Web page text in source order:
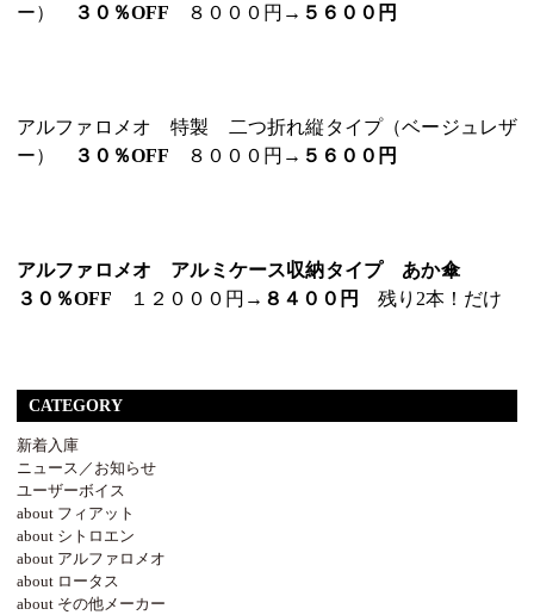
ー）
３０％OFF ８０００円→ ５６００円
アルファロメオ 特製 二つ折れ縦タイプ（ベージュレザ
ー）
３０％OFF ８０００円→ ５６００円
アルファロメオ アルミケース収納タイプ あか傘
３０％OFF
１２０００円→ ８４００円 残り2本！だけ
CATEGORY
新着入庫
ニュース／お知らせ
ユーザーボイス
about フィアット
about シトロエン
about アルファロメオ
about ロータス
about その他メーカー